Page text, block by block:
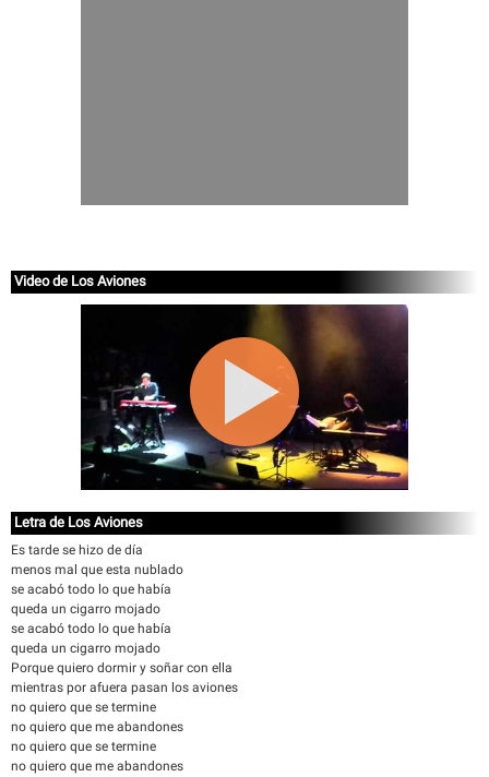
Video de Los Aviones
Letra de Los Aviones
Es tarde se hizo de día
menos mal que esta nublado
se acabó todo lo que había
queda un cigarro mojado
se acabó todo lo que había
queda un cigarro mojado
Porque quiero dormir y soñar con ella
mientras por afuera pasan los aviones
no quiero que se termine
no quiero que me abandones
no quiero que se termine
no quiero que me abandones